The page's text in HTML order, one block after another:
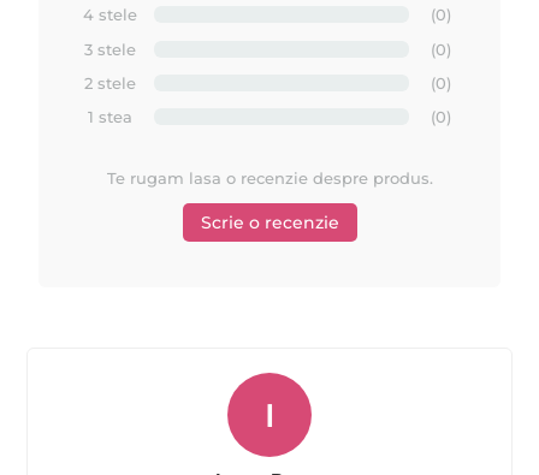
Mod de ambalare : 1kg ceara in punga de plastic; un bax de
carton contine 12 pungi de 1kg cu ceara Depilflax
STIATI CA :
MAYSTAR COSMETICA
MAYSTAR COSMETICA este un lider in sectorul de beauty
4 stele
(0)
3 stele
(0)
2 stele
(0)
1 stea
(0)
Te rugam lasa o recenzie despre produs.
Scrie o recenzie
I